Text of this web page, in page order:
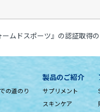
ームドスポーツ』の認証取得
の道のり
製品のご紹介
サプリメント
スキンケア